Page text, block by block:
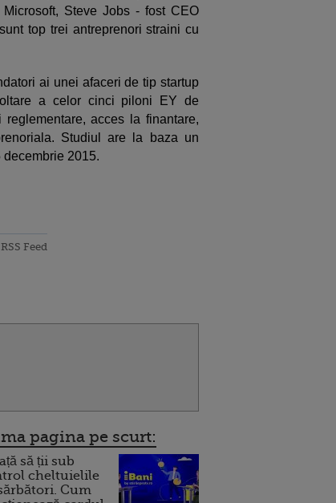
Steve Jobs - fost CEO
top trei antreprenori straini cu
ai unei afaceri de tip startup
a celor cinci piloni EY de
acces la finantare,
Studiul are la baza un
2015.
RSS Feed
pagina pe scurt:
să ții sub
cheltuielile
Cum